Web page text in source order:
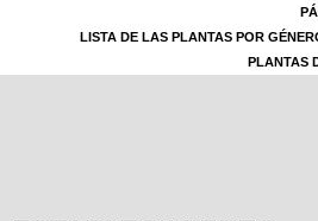
LISTA DE LAS PLANTAS POR
PLANTAS